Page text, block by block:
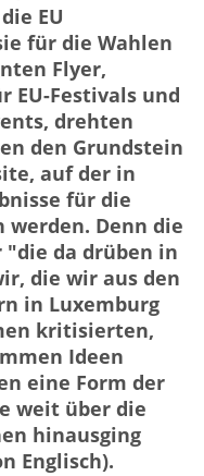
EU
für die Wahlen
Flyer,
EU-Festivals und
drehten
den Grundstein
auf der in
für die
Denn die
"die da drüben in
die wir aus den
in Luxemburg
kritisierten,
Ideen
eine Form der
weit über die
hinausging
Englisch).